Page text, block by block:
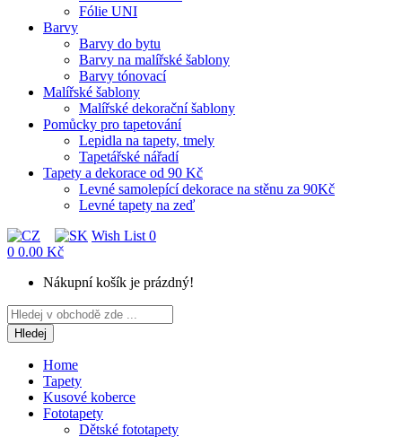
Fólie UNI
Barvy
Barvy do bytu
Barvy na malířské šablony
Barvy tónovací
Malířské šablony
Malířské dekorační šablony
Pomůcky pro tapetování
Lepidla na tapety, tmely
Tapetářské nářadí
Tapety a dekorace od 90 Kč
Levné samolepící dekorace na stěnu za 90Kč
Levné tapety na zeď
Wish List 0
0 0.00 Kč
Nákupní košík je prázdný!
Hledej
Home
Tapety
Kusové koberce
Fototapety
Dětské fototapety